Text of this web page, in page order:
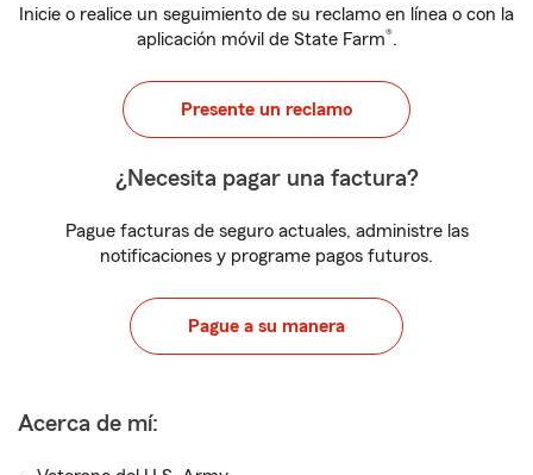
Inicie o realice un seguimiento de su reclamo en línea o con la
aplicación móvil de State Farm®.
Presente un reclamo
¿Necesita pagar una factura?
Pague facturas de seguro actuales, administre las
notificaciones y programe pagos futuros.
Pague a su manera
Acerca de mí: